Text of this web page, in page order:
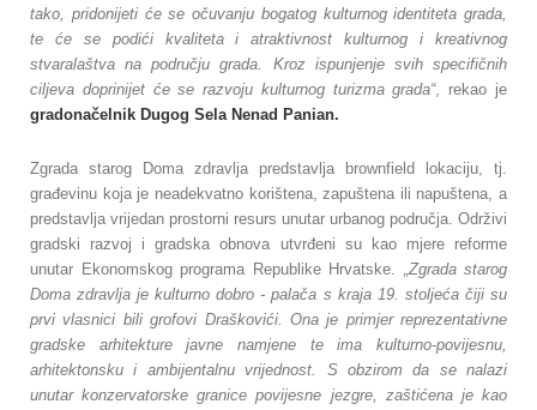
tako, pridonijeti će se očuvanju bogatog kulturnog identiteta grada,
te će se podići kvaliteta i atraktivnost kulturnog i kreativnog
stvaralaštva na području grada. Kroz ispunjenje svih specifičnih
ciljeva doprinijet će se razvoju kulturnog turizma grada“, rekao je
gradonačelnik Dugog Sela Nenad Panian.
Zgrada starog Doma zdravlja predstavlja brownfield lokaciju, tj.
građevinu koja je neadekvatno korištena, zapuštena ili napuštena, a
predstavlja vrijedan prostorni resurs unutar urbanog područja. Održivi
gradski razvoj i gradska obnova utvrđeni su kao mjere reforme
unutar Ekonomskog programa Republike Hrvatske. „Zgrada starog
Doma zdravlja je kulturno dobro - palača s kraja 19. stoljeća čiji su
prvi vlasnici bili grofovi Draškovići. Ona je primjer reprezentativne
gradske arhitekture javne namjene te ima kulturno-povijesnu,
arhitektonsku i ambijentalnu vrijednost. S obzirom da se nalazi
unutar konzervatorske granice povijesne jezgre, zaštićena je kao